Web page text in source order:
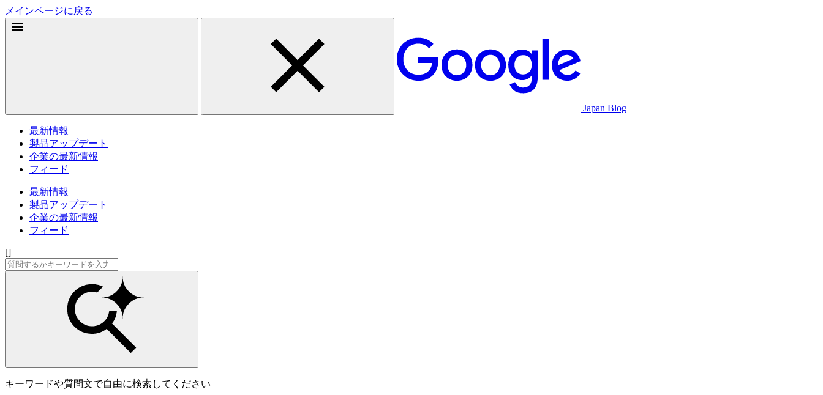
メインページに戻る
Japan Blog
最新情報
製品アップデート
企業の最新情報
フィード
最新情報
製品アップデート
企業の最新情報
フィード
[]
キーワードや質問文で自由に検索してください